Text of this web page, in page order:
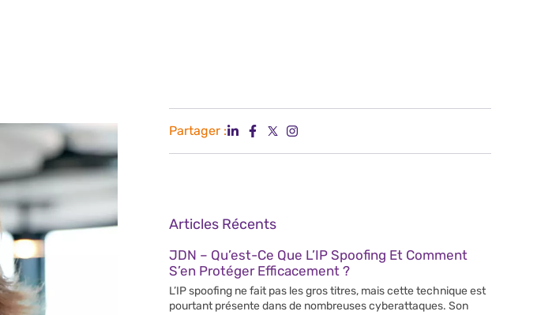
Partager :
Articles Récents
JDN – Qu’est-Ce Que L’IP Spoofing Et Comment
S’en Protéger Efficacement ?
L’IP spoofing ne fait pas les gros titres, mais cette technique est
pourtant présente dans de nombreuses cyberattaques. Son